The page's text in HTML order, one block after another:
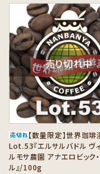
コーヒー豆のこだわり
コーヒー豆お好み検索
カテゴリーから探す
セット商品から探す
ご利用ガイド
インフォメーション
売り切れ中
【数量限定】世界珈琲
Lot.53『エルサルバドル ヴ
ルモサ農園 アナエロビック
ル』/100g